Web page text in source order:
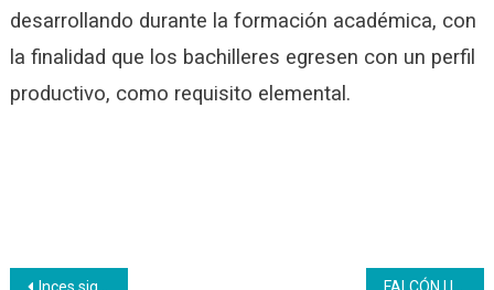
desarrollando durante la formación académica, con
la finalidad que los bachilleres egresen con un perfil
productivo, como requisito elemental.
Inces sigue fortaleciendo la formación técnica profesional en las unidades educativas